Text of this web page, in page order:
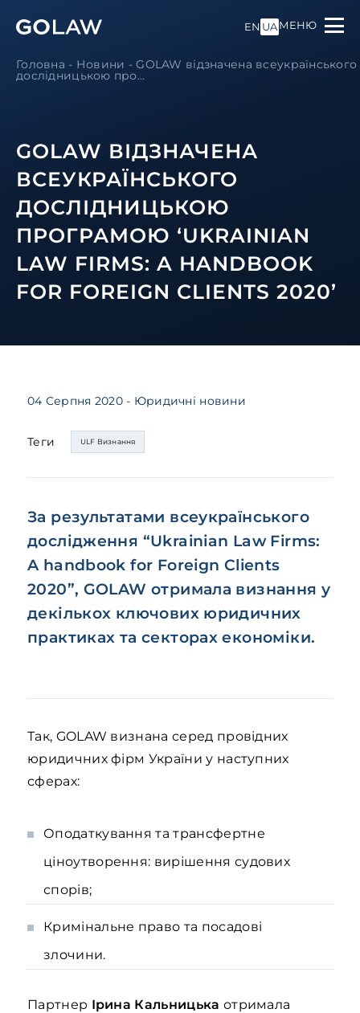
EN UAМЕНЮ
Головна - Новини -GOLAW відзначена всеукраїнського
дослідницькою про...
GOLAW ВІДЗНАЧЕНА
ВСЕУКРАЇНСЬКОГО
ДОСЛІДНИЦЬКОЮ
ПРОГРАМОЮ ‘UKRAINIAN
LAW FIRMS: A HANDBOOK
FOR FOREIGN CLIENTS 2020’
04 Серпня 2020 - Юридичні новини
Теги ULF Визнання
За результатами всеукраїнського
дослідження “Ukrainian Law Firms:
A handbook for Foreign Clients
2020”, GOLAW отримала визнання у
декількох ключових юридичних
практиках та секторах економіки.
Так, GOLAW визнана серед провідних
юридичних фірм України у наступних
сферах:
Оподаткування та трансфертне
ціноутворення: вирішення судових
спорів;
Кримінальне право та посадові
злочини.
Партнер Ірина Кальницька отримала